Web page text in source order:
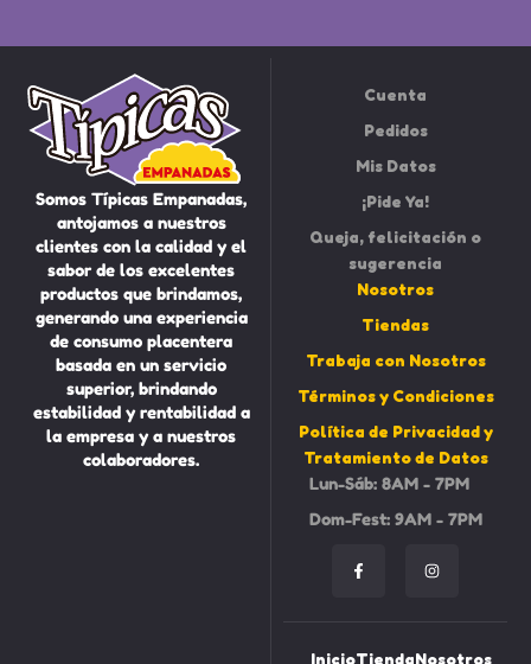
Somos Típicas Empanadas,
antojamos a nuestros
clientes con la calidad y el
sabor de los excelentes
productos que brindamos,
generando una experiencia
de consumo placentera
basada en un servicio
superior, brindando
estabilidad y rentabilidad a
la empresa y a nuestros
colaboradores.
Cuenta
Pedidos
Mis Datos
¡Pide Ya!
Queja, felicitación o
sugerencia
Nosotros
Tiendas
Trabaja con Nosotros
Términos y Condiciones
Política de Privacidad y
Tratamiento de Datos
Lun-Sáb: 8AM - 7PM
Dom-Fest: 9AM - 7PM
InicioTiendaNosotros